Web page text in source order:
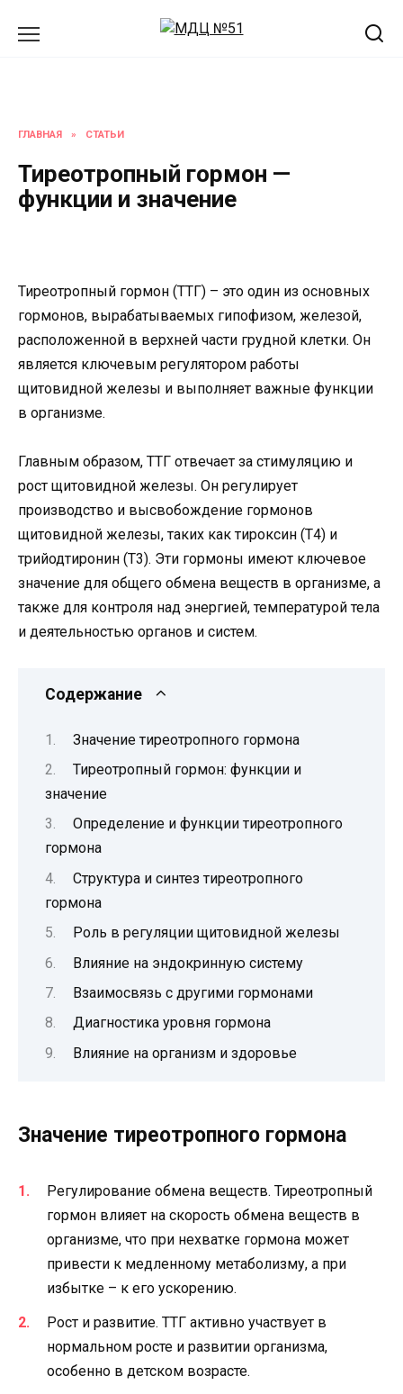
ГЛАВНАЯ » СТАТЬИ
Тиреотропный гормон —
функции и значение
Тиреотропный гормон (ТТГ) – это один из основных
гормонов, вырабатываемых гипофизом, железой,
расположенной в верхней части грудной клетки. Он
является ключевым регулятором работы
щитовидной железы и выполняет важные функции
в организме.
Главным образом, ТТГ отвечает за стимуляцию и
рост щитовидной железы. Он регулирует
производство и высвобождение гормонов
щитовидной железы, таких как тироксин (Т4) и
трийодтиронин (Т3). Эти гормоны имеют ключевое
значение для общего обмена веществ в организме, а
также для контроля над энергией, температурой тела
и деятельностью органов и систем.
Содержание
Значение тиреотропного гормона
Тиреотропный гормон: функции и
значение
Определение и функции тиреотропного
гормона
Структура и синтез тиреотропного
гормона
Роль в регуляции щитовидной железы
Влияние на эндокринную систему
Взаимосвязь с другими гормонами
Диагностика уровня гормона
Влияние на организм и здоровье
Значение тиреотропного гормона
Регулирование обмена веществ. Тиреотропный
гормон влияет на скорость обмена веществ в
организме, что при нехватке гормона может
привести к медленному метаболизму, а при
избытке – к его ускорению.
Рост и развитие. ТТГ активно участвует в
нормальном росте и развитии организма,
особенно в детском возрасте.